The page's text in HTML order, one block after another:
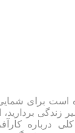
است برای
زندگی
درباره